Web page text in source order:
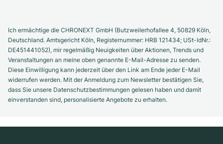
Ich ermächtige die CHRONEXT GmbH (Butzweilerhofallee 4, 50829 Köln,
Deutschland. Amtsgericht Köln, Registernummer: HRB 121434; USt-IdNr.:
DE451441052), mir regelmäßig Neuigkeiten über Aktionen, Trends und
Veranstaltungen an meine oben genannte E-Mail-Adresse zu senden.
Diese Einwilligung kann jederzeit über den Link am Ende jeder E-Mail
widerrufen werden. Mit der Anmeldung zum Newsletter bestätigen Sie,
dass Sie unsere Datenschutzbestimmungen gelesen haben und damit
einverstanden sind, personalisierte Angebote zu erhalten.